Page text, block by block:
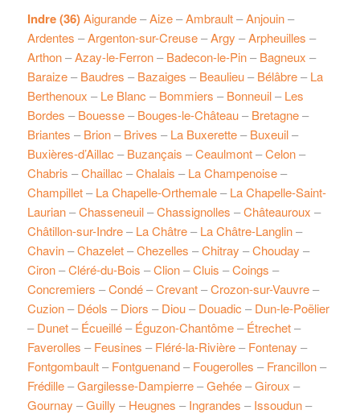
Indre (36)Aigurande–Aize–Ambrault–Anjouin–
Ardentes –Argenton-sur-Creuse–Argy –Arpheuilles –
Arthon–Azay-le-Ferron–Badecon-le-Pin–Bagneux –
Baraize–Baudres –Bazaiges –Beaulieu–Bélâbre–La
Berthenoux –Le Blanc –Bommiers –Bonneuil–Les
Bordes –Bouesse–Bouges-le-Château–Bretagne–
Briantes –Brion–Brives –La Buxerette–Buxeuil–
Buxières-d’Aillac –Buzançais –Ceaulmont–Celon–
Chabris –Chaillac –Chalais –La Champenoise–
Champillet–La Chapelle-Orthemale–La Chapelle-Saint-
Laurian–Chasseneuil–Chassignolles –Châteauroux –
Châtillon-sur-Indre–La Châtre–La Châtre-Langlin–
Chavin–Chazelet–Chezelles –Chitray –Chouday –
Ciron–Cléré-du-Bois –Clion–Cluis –Coings –
Concremiers –Condé–Crevant–Crozon-sur-Vauvre–
Cuzion–Déols –Diors –Diou–Douadic –Dun-le-Poëlier
–Dunet–Écueillé–Éguzon-Chantôme–Étrechet–
Faverolles –Feusines –Fléré-la-Rivière–Fontenay –
Fontgombault–Fontguenand–Fougerolles –Francillon–
Frédille–Gargilesse-Dampierre–Gehée–Giroux –
Gournay –Guilly –Heugnes –Ingrandes –Issoudun–